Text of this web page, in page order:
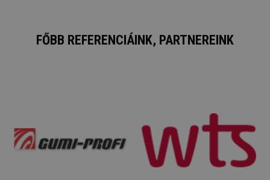
FŐBB REFERENCIÁINK, PARTNEREINK